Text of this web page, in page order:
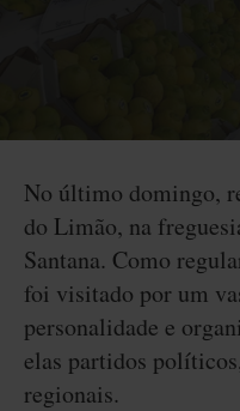
No último domingo,
do Limão, na
Santana. Como
foi visitado por um
personalidade e
elas partidos
regionais.